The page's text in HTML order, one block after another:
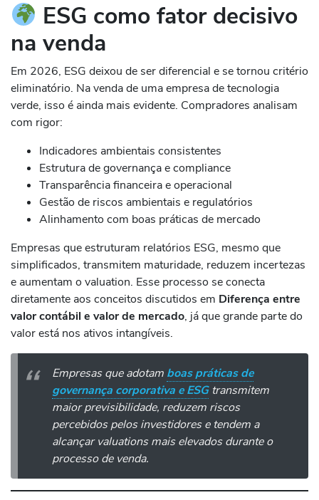
ESG como fator decisivo
na venda
Em 2026, ESG deixou de ser diferencial e se tornou critério
eliminatório. Na venda de uma empresa de tecnologia
verde, isso é ainda mais evidente. Compradores analisam
com rigor:
Indicadores ambientais consistentes
Estrutura de governança e compliance
Transparência financeira e operacional
Gestão de riscos ambientais e regulatórios
Alinhamento com boas práticas de mercado
Empresas que estruturam relatórios ESG, mesmo que
simplificados, transmitem maturidade, reduzem incertezas
e aumentam o valuation. Esse processo se conecta
diretamente aos conceitos discutidos em Diferença entre
valor contábil e valor de mercado, já que grande parte do
valor está nos ativos intangíveis.
Empresas que adotam boas práticas de
governança corporativa e ESGtransmitem
maior previsibilidade, reduzem riscos
percebidos pelos investidores e tendem a
alcançar valuations mais elevados durante o
processo de venda.